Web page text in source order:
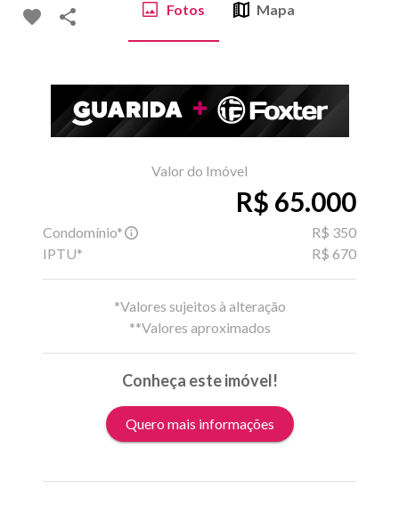
Fotos Mapa
Valor do Imóvel
R$ 65.000
Condomínio*
R$ 350
IPTU*
R$ 670
*Valores sujeitos à alteração
**Valores aproximados
Conheça este imóvel!
Quero mais informações